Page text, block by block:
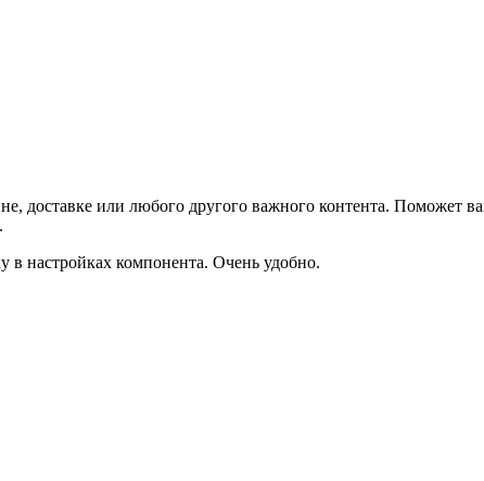
доставке или любого другого важного контента. Поможет
в настройках компонента. Очень удобно.